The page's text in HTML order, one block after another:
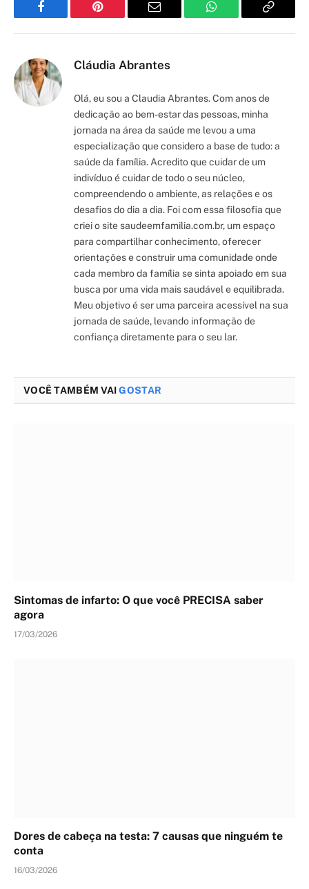
Facebook Pinterest Email WhatsApp Copy
Cláudia Abrantes
Olá, eu sou a Claudia Abrantes. Com anos de
dedicação ao bem-estar das pessoas, minha
jornada na área da saúde me levou a uma
especialização que considero a base de tudo: a
saúde da família. Acredito que cuidar de um
indivíduo é cuidar de todo o seu núcleo,
compreendendo o ambiente, as relações e os
desafios do dia a dia. Foi com essa filosofia que
criei o site saudeemfamilia.com.br, um espaço
para compartilhar conhecimento, oferecer
orientações e construir uma comunidade onde
cada membro da família se sinta apoiado em sua
busca por uma vida mais saudável e equilibrada.
Meu objetivo é ser uma parceira acessível na sua
jornada de saúde, levando informação de
confiança diretamente para o seu lar.
VOCÊ TAMBÉM VAIGOSTAR
Sintomas de infarto: O que você PRECISA saber
agora
17/03/2026
Dores de cabeça na testa: 7 causas que ninguém te
conta
16/03/2026